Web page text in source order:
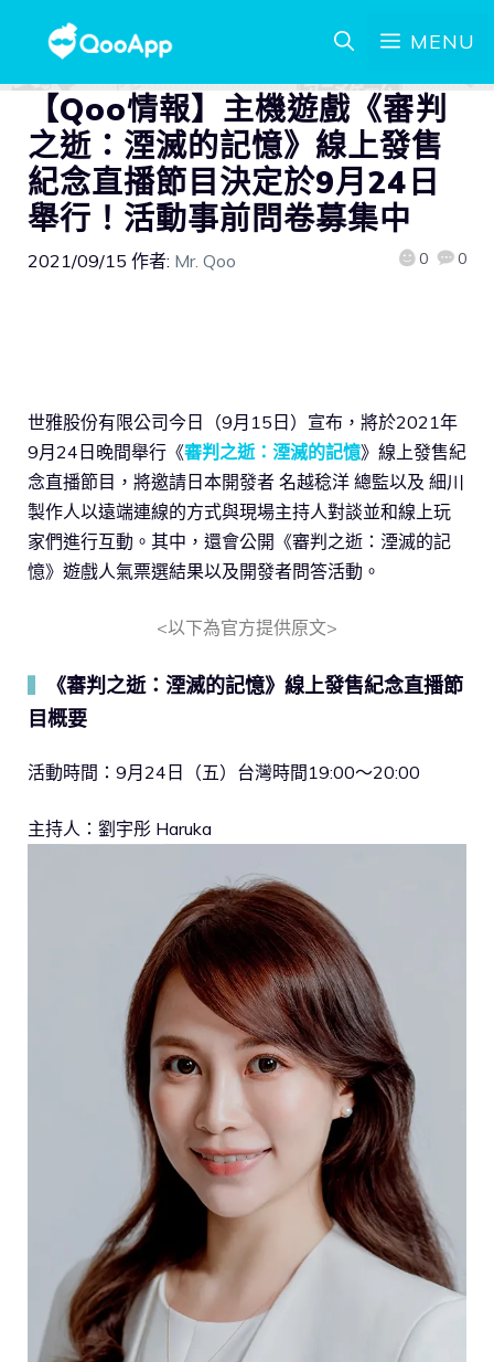
MENU
【Qoo情報】主機遊戲《審判
之逝：湮滅的記憶》線上發售
紀念直播節目決定於9月24日
舉行！活動事前問卷募集中
2021/09/15 作者: Mr. Qoo 0 0
世雅股份有限公司今日（9月15日）宣布，將於2021年
9月24日晚間舉行《審判之逝：湮滅的記憶》線上發售紀
念直播節目，將邀請日本開發者 名越稔洋 總監以及 細川
製作人以遠端連線的方式與現場主持人對談並和線上玩
家們進行互動。其中，還會公開《審判之逝：湮滅的記
憶》遊戲人氣票選結果以及開發者問答活動。
<以下為官方提供原文>
《審判之逝：湮滅的記憶》線上發售紀念直播節
目概要
活動時間：9月24日（五）台灣時間19:00～20:00
主持人：劉宇彤 Haruka